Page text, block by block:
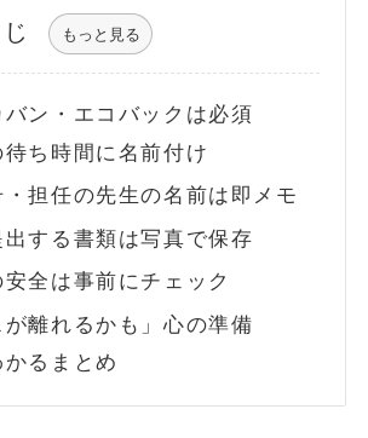
もっと見る
バン・エコバックは必須
待ち時間に名前付け
・担任の先生の名前は即メモ
する書類は写真で保存
全は事前にチェック
が離れるかも」心の準備
かるまとめ